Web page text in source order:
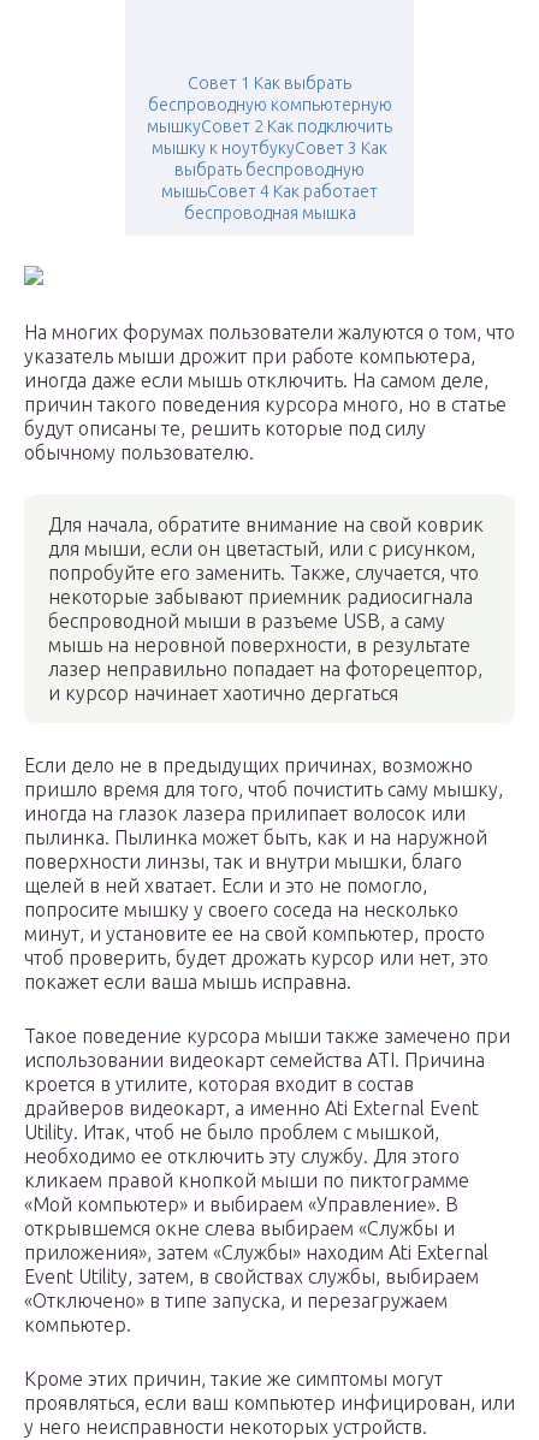
Совет 1 Как выбрать
беспроводную компьютерную
мышкуСовет 2 Как подключить
мышку к ноутбукуСовет 3 Как
выбрать беспроводную
мышьСовет 4 Как работает
беспроводная мышка
На многих форумах пользователи жалуются о том, что
указатель мыши дрожит при работе компьютера,
иногда даже если мышь отключить. На самом деле,
причин такого поведения курсора много, но в статье
будут описаны те, решить которые под силу
обычному пользователю.
Для начала, обратите внимание на свой коврик
для мыши, если он цветастый, или с рисунком,
попробуйте его заменить. Также, случается, что
некоторые забывают приемник радиосигнала
беспроводной мыши в разъеме USB, а саму
мышь на неровной поверхности, в результате
лазер неправильно попадает на фоторецептор,
и курсор начинает хаотично дергаться
Если дело не в предыдущих причинах, возможно
пришло время для того, чтоб почистить саму мышку,
иногда на глазок лазера прилипает волосок или
пылинка. Пылинка может быть, как и на наружной
поверхности линзы, так и внутри мышки, благо
щелей в ней хватает. Если и это не помогло,
попросите мышку у своего соседа на несколько
минут, и установите ее на свой компьютер, просто
чтоб проверить, будет дрожать курсор или нет, это
покажет если ваша мышь исправна.
Такое поведение курсора мыши также замечено при
использовании видеокарт семейства ATI. Причина
кроется в утилите, которая входит в состав
драйверов видеокарт, а именно Ati External Event
Utility. Итак, чтоб не было проблем с мышкой,
необходимо ее отключить эту службу. Для этого
кликаем правой кнопкой мыши по пиктограмме
«Мой компьютер» и выбираем «Управление». В
открывшемся окне слева выбираем «Службы и
приложения», затем «Службы» находим Ati External
Event Utility, затем, в свойствах службы, выбираем
«Отключено» в типе запуска, и перезагружаем
компьютер.
Кроме этих причин, такие же симптомы могут
проявляться, если ваш компьютер инфицирован, или
у него неисправности некоторых устройств.